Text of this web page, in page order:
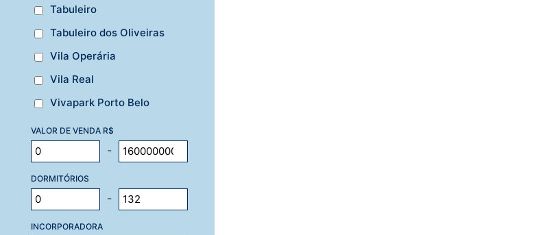
Tabuleiro
Tabuleiro dos Oliveiras
Vila Operária
Vila Real
Vivapark Porto Belo
VALOR DE VENDA R$
-
DORMITÓRIOS
-
INCORPORADORA